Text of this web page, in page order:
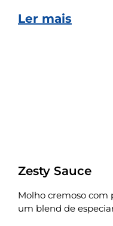
Ler mais
Zesty Sauce
Molho cremoso com
um blend de